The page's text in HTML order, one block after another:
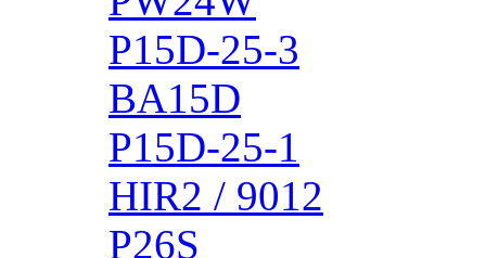
P15D-25-3
BA15D
P15D-25-1
HIR2 / 9012
P26S